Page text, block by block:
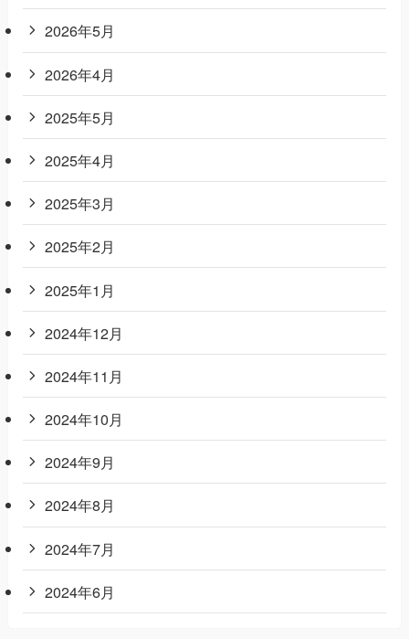
2026年5月
2026年4月
2025年5月
2025年4月
2025年3月
2025年2月
2025年1月
2024年12月
2024年11月
2024年10月
2024年9月
2024年8月
2024年7月
2024年6月